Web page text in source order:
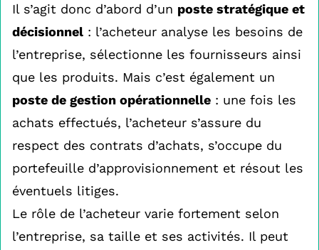
Il s’agit donc d’abord d’un poste stratégique et
décisionnel : l’acheteur analyse les besoins de
l’entreprise, sélectionne les fournisseurs ainsi
que les produits. Mais c’est également un
poste de gestion opérationnelle : une fois les
achats effectués, l’acheteur s’assure du
respect des contrats d’achats, s’occupe du
portefeuille d’approvisionnement et résout les
éventuels litiges.
Le rôle de l’acheteur varie fortement selon
l’entreprise, sa taille et ses activités. Il peut